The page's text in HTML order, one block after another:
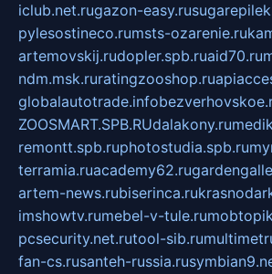
iclub.net.rugazon-easy.ru
pylesostineco.rumsts-ozarenie.ru
artemovskij.rudopler.spb.ruaid70.ru
ndm.msk.ruratingzooshop.ru
globalautotrade.info
ZOOSMART.SPB.RUdalakony.ru
remontt.spb.ruphotostudia.spb.ru
terramia.ruacademy62.ru
artem-news.rubiserinca.ru
imshowtv.rumebel-v-tule.ru
pcsecurity.net.rutool-sib.ru
fan-cs.rusanteh-russia.ru